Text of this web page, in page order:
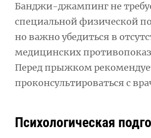
Банджи-джампинг не
специальной физической
но важно убедиться в
медицинских
Перед прыжком
проконсультироваться с
Психологическая